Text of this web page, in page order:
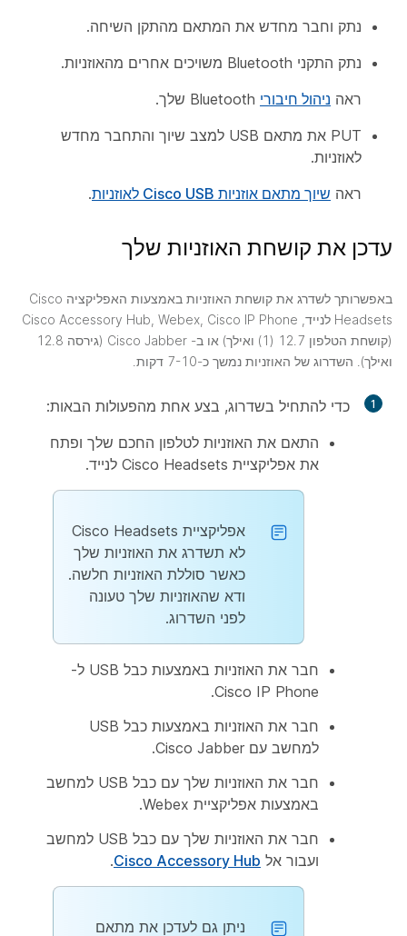
נתק וחבר מחדש את המתאם מהתקן השיחה.
נתק התקני Bluetooth משויכים אחרים מהאוזניות.
ראה ניהול חיבורי
PUT את מתאם USB למצב שיוך והתחבר מחדש
לאוזניות.
ראה שיוך מתאם אוזניות Cisco USB לאוזניות .
עדכן את קושחת האוזניות שלך
באפשרותך לשדרג את קושחת האוזניות באמצעות האפליקציה Cisco
Headsets לנייד, Cisco Accessory Hub, Webex, Cisco IP Phone
(קושחת הטלפון 12.7 (1) ואילך) או ב- Cisco Jabber (גירסה 12.8
ואילך). השדרוג של האוזניות נמשך כ-7-10 דקות.
1
כדי להתחיל בשדרוג, בצע אחת מהפעולות הבאות:
התאם את האוזניות לטלפון החכם שלך ופתח
את אפליקציית Cisco Headsets לנייד.
אפליקציית Cisco Headsets
לא תשדרג את האוזניות שלך
כאשר סוללת האוזניות חלשה.
ודא שהאוזניות שלך טעונה
לפני השדרוג.
חבר את האוזניות באמצעות כבל USB ל-
Cisco IP Phone.
חבר את האוזניות באמצעות כבל USB
למחשב עם Cisco Jabber.
חבר את האוזניות שלך עם כבל USB למחשב
באמצעות אפליקציית Webex.
חבר את האוזניות שלך עם כבל USB למחשב
ועבור אל Cisco Accessory Hub
.
ניתן גם לעדכן את מתאם